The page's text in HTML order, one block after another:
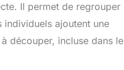
Il permet de regrouper
individuels ajoutent une
découper, incluse dans le